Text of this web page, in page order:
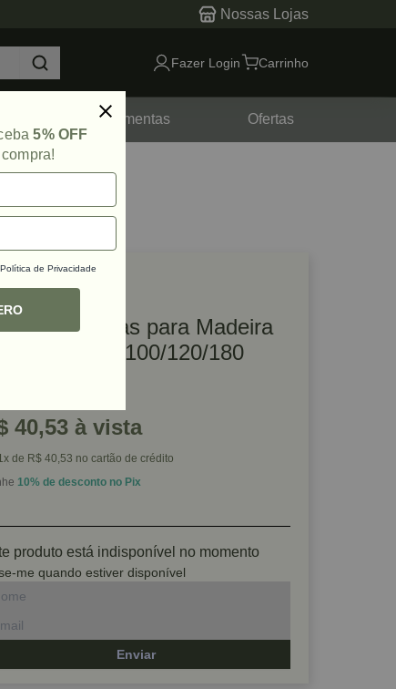
Nossas Lojas
Fazer Login Carrinho
Ferramentas Ofertas
com 10 Lixas para Madeira
G60/80/100/120/180
40,53 à vista
de R$ 40,53 no cartão de crédito
10% de desconto no Pix
produto está indisponível no momento
me quando estiver disponível
Enviar
5% OFF
Política de Privacidade